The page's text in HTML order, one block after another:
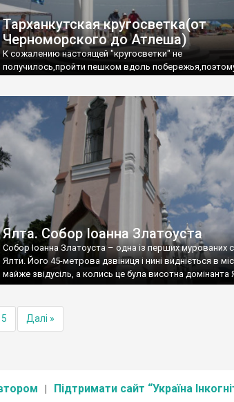
Тарханкутская кругосветка(от
Черноморского до Атлеша)
К сожалению настоящей "кругосветки" не
получилось,пройти пешком вдоль
Ялта. Собор Іоанна Златоуста
Собор Іоанна Златоуста – одна із перших мурованих
Ялти. Його 45-метрова дзвіниця і нині видніється в
майже звідусіль, а колись це була висотна домінанта
5 Далі »
Підтримати сайт “Україна